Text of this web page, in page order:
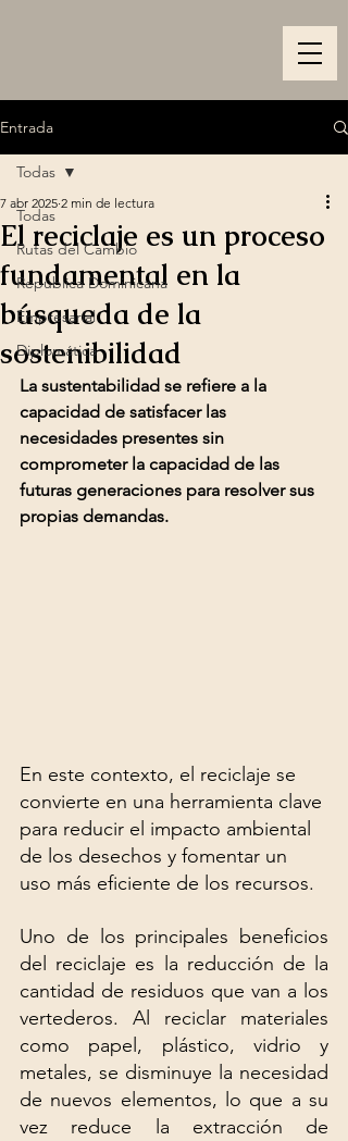
Entrada
Todas
Rutas del Cambio
República Dominicana
Empresarial
Diplomática
Todas
El reciclaje es un proceso
fundamental en la
búsqueda de la
sostenibilidad
7 abr 2025 2 min de lectura
La sustentabilidad se refiere a la
capacidad de satisfacer las
necesidades presentes sin
comprometer la capacidad de las
futuras generaciones para resolver sus
propias demandas.
En este contexto, el reciclaje se
convierte en una herramienta clave
para reducir el impacto ambiental
de los desechos y fomentar un
uso más eficiente de los recursos.
Uno de los principales beneficios
del reciclaje es la reducción de la
cantidad de residuos que van a los
vertederos. Al reciclar materiales
como papel, plástico, vidrio y
metales, se disminuye la necesidad
de nuevos elementos, lo que a su
vez reduce la extracción de